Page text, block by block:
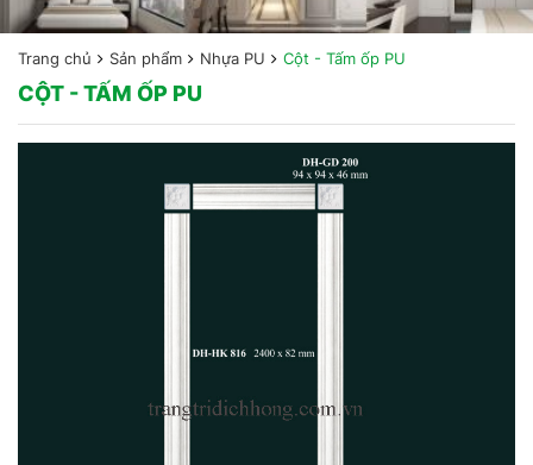
Trang chủ Sản phẩm Nhựa PU Cột - Tấm ốp PU
CỘT - TẤM ỐP PU